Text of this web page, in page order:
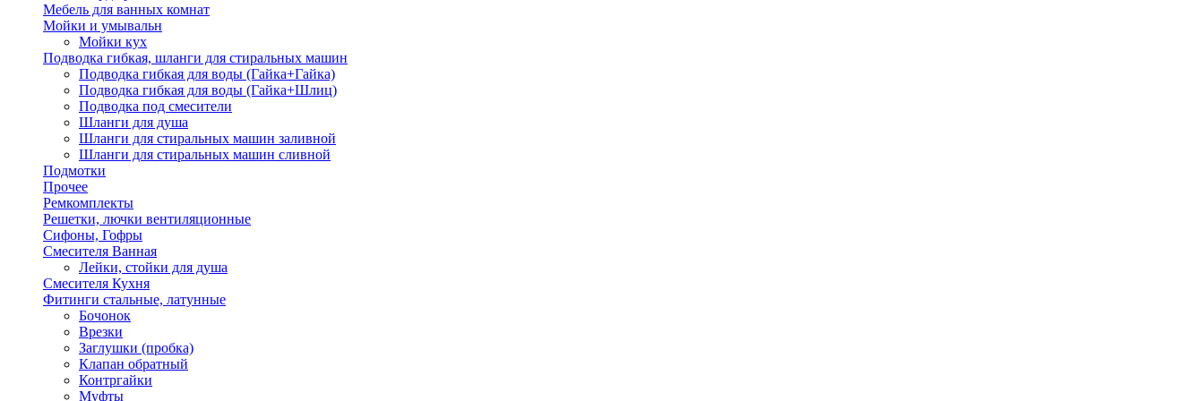
Мебель для ванных комнат
Мойки и умывальн
Мойки кух
Подводка гибкая, шланги для стиральных машин
Подводка гибкая для воды (Гайка+Гайка)
Подводка гибкая для воды (Гайка+Шлиц)
Подводка под смесители
Шланги для душа
Шланги для стиральных машин заливной
Шланги для стиральных машин сливной
Подмотки
Прочее
Ремкомплекты
Решетки, лючки вентиляционные
Сифоны, Гофры
Смесителя Ванная
Лейки, стойки для душа
Смесителя Кухня
Фитинги стальные, латунные
Бочонок
Врезки
Заглушки (пробка)
Клапан обратный
Контргайки
Муфты